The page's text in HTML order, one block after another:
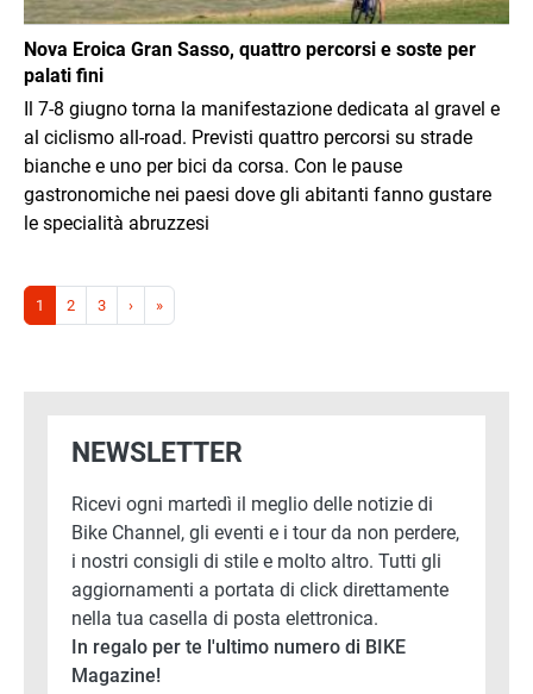
Nova Eroica Gran Sasso, quattro percorsi e soste per
palati fini
Il 7-8 giugno torna la manifestazione dedicata al gravel e
al ciclismo all-road. Previsti quattro percorsi su strade
bianche e uno per bici da corsa. Con le pause
gastronomiche nei paesi dove gli abitanti fanno gustare
le specialità abruzzesi
Paginazione
1 2 3 ›Pagina successiva
»Ultima pagina
NEWSLETTER
Ricevi ogni martedì il meglio delle notizie di
Bike Channel, gli eventi e i tour da non perdere,
i nostri consigli di stile e molto altro. Tutti gli
aggiornamenti a portata di click direttamente
nella tua casella di posta elettronica.
In regalo per te l'ultimo numero di BIKE
Magazine!